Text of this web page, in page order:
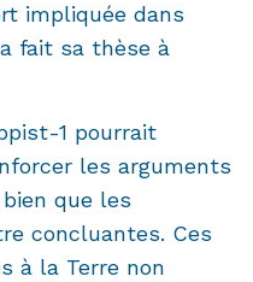
impliquée dans
fait sa thèse à
1 pourrait
les arguments
que les
concluantes. Ces
à la Terre non